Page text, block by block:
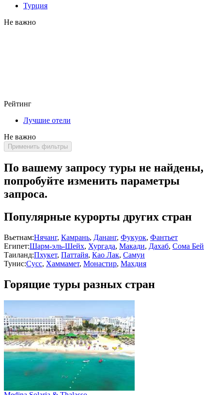
Турция
Не важно
Рейтинг
Лучшие отели
Не важно
Применить фильтры
По вашему запросу туры не найдены,
попробуйте изменить параметры
запроса.
Популярные курорты других стран
Вьетнам:Нячанг, Камрань, Дананг, Фукуок, Фантьет
Египет:Шарм-эль-Шейх, Хургада, Макади, Дахаб, Сома Бей
Таиланд:Пхукет, Паттайя, Као Лак, Самуи
Тунис:Сусс, Хаммамет, Монастир, Махдия
Горящие туры разных стран